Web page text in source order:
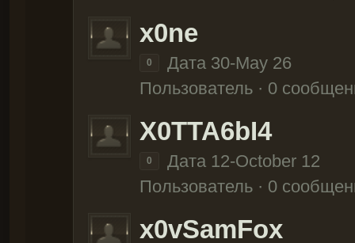
x0ne
0
Дата 30-May 26
Пользователь · 0
X0TTA6bI4
0
Дата 12-October 12
Пользователь · 0
x0vSamFox